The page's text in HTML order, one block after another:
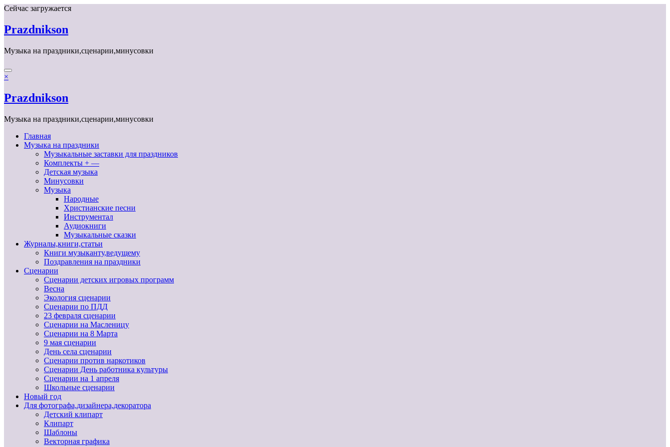
Перейти
содержимому
Сейчас загружается
Prazdnikson
Музыка на праздники,сценарии,минусовки
×
Prazdnikson
Музыка на праздники,сценарии,минусовки
Главная
Музыка на праздники
Музыкальные заставки для праздников
Комплекты + —
Детская музыка
Минусовки
Музыка
Народные
Христианские песни
Инструментал
Аудиокниги
Музыкальные сказки
Журналы,книги,статьи
Книги музыканту,ведущему
Поздравления на праздники
Сценарии
Сценарии детских игровых программ
Весна
Экология сценарии
Сценарии по ПДД
23 февраля сценарии
Сценарии на Масленицу
Сценарии на 8 Марта
9 мая сценарии
День села сценарии
Сценарии против наркотиков
Сценарии День работника культуры
Сценарии на 1 апреля
Школьные сценарии
Новый год
Для фотографа,дизайнера,декоратора
Детский клипарт
Клипарт
Шаблоны
Векторная графика